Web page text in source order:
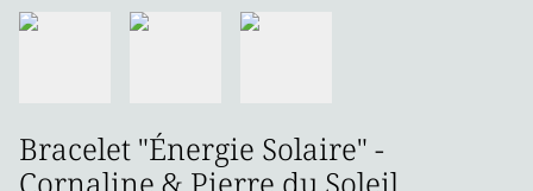
Bracelet "Énergie Solaire" -
Cornaline & Pierre du Soleil